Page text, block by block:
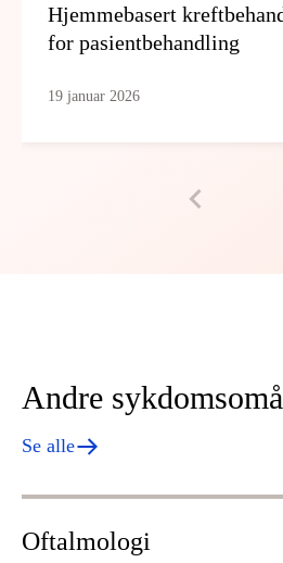
Hjemmebasert
for pasientbehandling
19 januar 2026
Andre
Se alle
Oftalmologi